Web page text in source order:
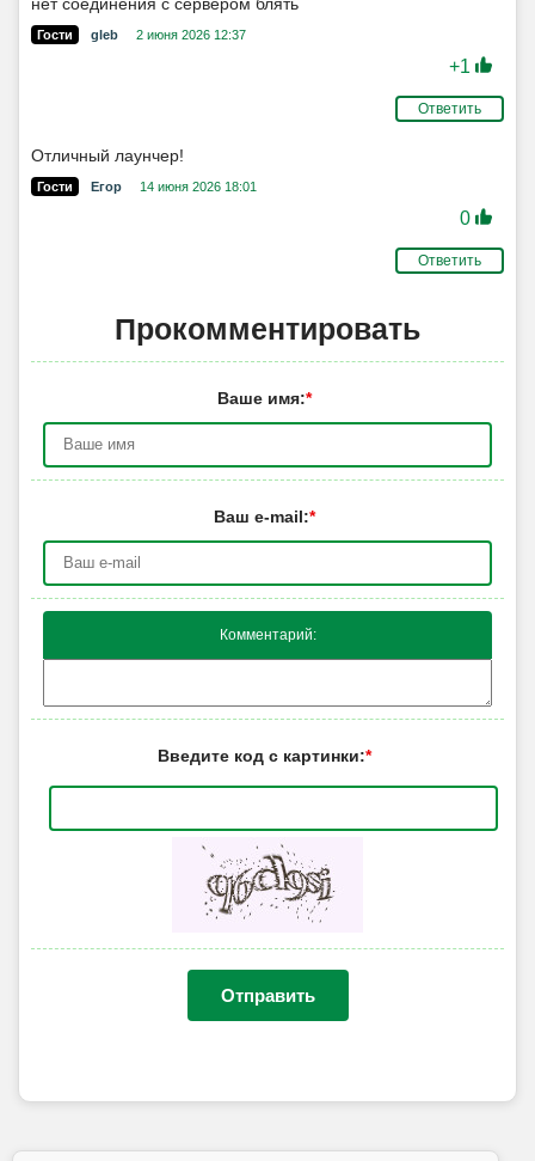
Гости gleb 2 июня 2026 12:37
+1
Ответить
Отличный лаунчер!
Гости Егор 14 июня 2026 18:01
0
Ответить
Прокомментировать
Ваше имя:*
Ваш e-mail:*
Комментарий:
Введите код с картинки:*
Отправить